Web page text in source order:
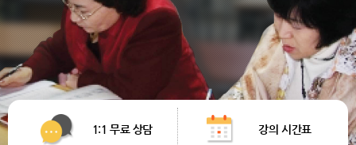
1:1 무료 상담 강의 시간표